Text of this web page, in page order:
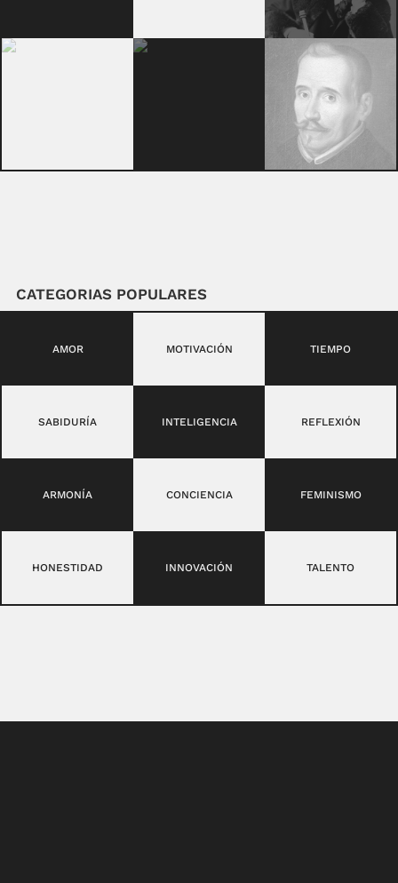
CATEGORIAS POPULARES
AMOR MOTIVACIÓN TIEMPO
SABIDURÍA INTELIGENCIA REFLEXIÓN
ARMONÍA CONCIENCIA FEMINISMO
HONESTIDAD INNOVACIÓN TALENTO